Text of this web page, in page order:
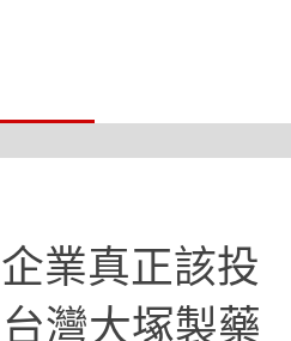
業真正該投
灣大塚製藥